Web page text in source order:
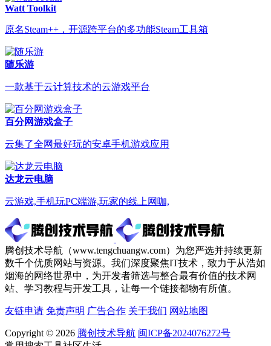
Watt Toolkit
原名Steam++，开源跨平台的多功能Steam工具箱
随乐游
一款基于云计算技术的云游戏平台
百分网游戏盒子
云集了全网最好玩的安卓手机游戏应用
达龙云电脑
云游戏,手机玩PC端游,玩家的线上网咖,
腾创技术导航（www.tengchuangw.com）为您严选并持续更新
数千个优质网站与资源。我们深度聚焦IT技术，致力于从浩如
烟海的网络世界中，为开发者筛选与整合最有价值的技术网
站、学习教程与开发工具，让每一个链接都物有所值。
友链申请 免责声明 广告合作 关于我们 网站地图
Copyright © 2026 腾创技术导航 闽ICP备2024076272号